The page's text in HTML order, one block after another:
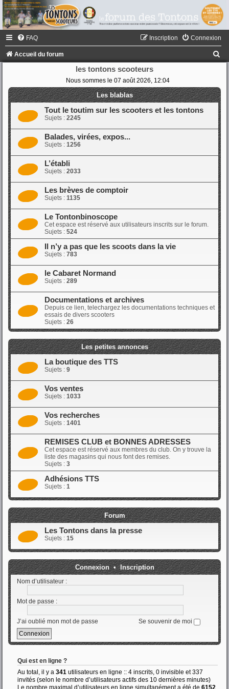
FAQ Connexion
Inscription
Accueil du forum
les tontons scooteurs
Nous sommes le 07 août 2026, 12:04
Les blablas
Tout le toutim sur les scooters et les tontons
Sujets : 2245
Balades, virées, expos...
Sujets : 1256
L’établi
Sujets : 2033
Les brèves de comptoir
Sujets : 1135
Le Tontonbinoscope
Cet espace est réservé aux utilisateurs inscrits sur le forum.
Sujets : 524
Il n’y a pas que les scoots dans la vie
Sujets : 783
le Cabaret Normand
Sujets : 289
Documentations et archives
Depuis ce lien, telechargez les documentations techniques et
essais de divers scooters
Sujets : 26
Les petites annonces
La boutique des TTS
Sujets : 9
Vos ventes
Sujets : 1033
Vos recherches
Sujets : 1401
REMISES CLUB et BONNES ADRESSES
Cet espace est réservé aux membres du club. On y trouve la
liste des magasins qui nous font des remises.
Sujets : 3
Adhésions TTS
Sujets : 1
Forum
Les Tontons dans la presse
Sujets : 15
Connexion•Inscription
Nom d’utilisateur :
Mot de passe :
J’ai oublié mon mot de passe Se souvenir de moi
Qui est en ligne ?
Au total, il y a 341 utilisateurs en ligne :: 4 inscrits, 0 invisible et 337
invités (selon le nombre d’utilisateurs actifs des 10 dernières minutes)
Le nombre maximal d’utilisateurs en ligne simultanément a été de 6152